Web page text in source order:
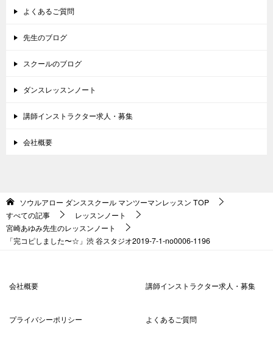
よくあるご質問
先生のブログ
スクールのブログ
ダンスレッスンノート
講師インストラクター求人・募集
会社概要
ソウルアロー ダンススクール マンツーマンレッスン TOP
すべての記事
レッスンノート
宮崎あゆみ先生のレッスンノート
「完コピしました〜☆」渋 谷スタジオ2019-7-1-no0006-1196
会社概要 講師インストラクター求人・募集
プライバシーポリシー よくあるご質問